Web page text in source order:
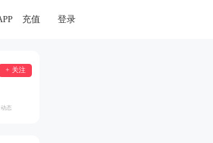
充值 登录
+ 关注
动态